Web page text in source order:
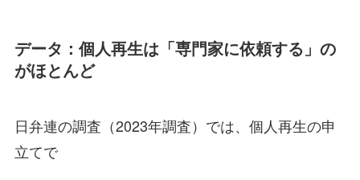
データ：個人再生は「専門家に依頼する」の
がほとんど
日弁連の調査（2023年調査）では、個人再生の申
立てで